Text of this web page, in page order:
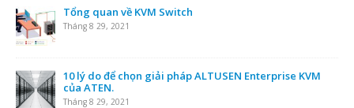
Tổng quan về KVM Switch
Tháng 8 29, 2021
10 lý do để chọn giải pháp ALTUSEN Enterprise KVM
của ATEN.
Tháng 8 29, 2021